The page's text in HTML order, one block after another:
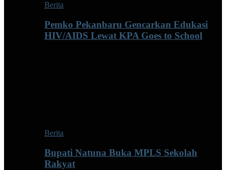
Berita
Pemko Pekanbaru Gencarkan Edukasi
HIV/AIDS Lewat KPA Goes to School
Berita
Bupati Natuna Buka MPLS Sekolah
Rakyat